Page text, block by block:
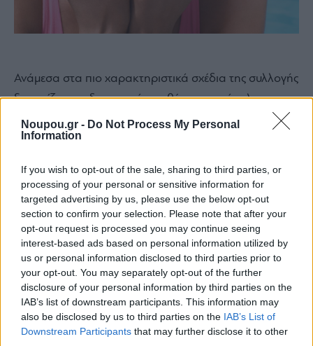
Noupou.gr - Do Not Process My Personal
Information
If you wish to opt-out of the sale, sharing to third parties, or
processing of your personal or sensitive information for
targeted advertising by us, please use the below opt-out
section to confirm your selection. Please note that after your
opt-out request is processed you may continue seeing
interest-based ads based on personal information utilized by
us or personal information disclosed to third parties prior to
your opt-out. You may separately opt-out of the further
disclosure of your personal information by third parties on the
IAB’s list of downstream participants. This information may
also be disclosed by us to third parties on the IAB’s List of
Downstream Participants that may further disclose it to other
Ανάμεσα στα πιο χαρακτηριστικά σχέδια της συλλογής
ξεχωρίζουν οι δημιουργίες με θέμα τη φράουλα, που
αποτελούν το signature μοτίβο της σεζόν. Χάρη σε μια
νέα τεχνική που παρουσιάζεται για πρώτη φορά από
αποχρώσεις του κόκκινου αιωρούνται μέσα σε
διάφανη ρητίνη, δημιουργώντας ένα εντυπωσιακά
ρεαλιστικό και «ζουμερό» αποτέλεσμα. Το pendant, το
δαχτυλίδι και το charm συνθέτουν την ιδανική τριάδα
για καλοκαιρινά πικνίκ, garden parties και φωτεινές
βραδιές κάτω από τα αστέρια.